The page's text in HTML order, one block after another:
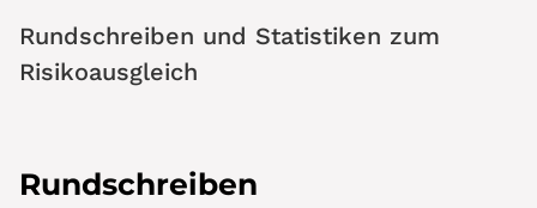
Rundschreiben und Statistiken zum
Risikoausgleich
Rundschreiben